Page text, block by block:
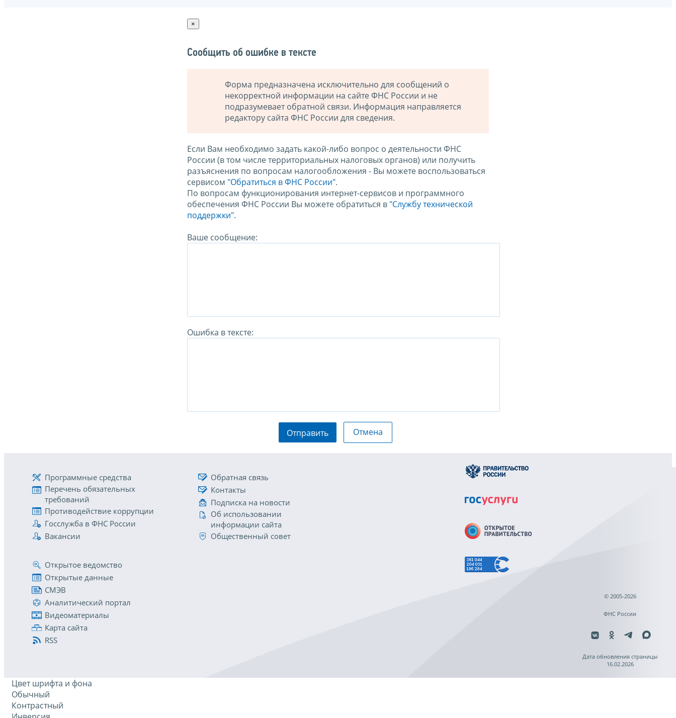
×
Сообщить об ошибке в тексте
Форма предназначена исключительно для сообщений о
некорректной информации на сайте ФНС России и не
подразумевает обратной связи. Информация направляется
редактору сайта ФНС России для сведения.
Если Вам необходимо задать какой-либо вопрос о деятельности ФНС
России (в том числе территориальных налоговых органов) или получить
разъяснения по вопросам налогообложения - Вы можете воспользоваться
сервисом "Обратиться в ФНС России".
По вопросам функционирования интернет-сервисов и программного
обеспечения ФНС России Вы можете обратиться в "Службу технической
поддержки".
Ваше сообщение:
Ошибка в тексте:
Отправить Отмена
Программные средства
Перечень обязательных
требований
Противодействие коррупции
Госслужба в ФНС России
Вакансии
Обратная связь
Контакты
Подписка на новости
Об использовании
информации сайта
Общественный совет
Открытое ведомство
Открытые данные
СМЭВ
Аналитический портал
Видеоматериалы
Карта сайта
RSS
© 2005-2026
ФНС России
Дата обновления страницы
16.02.2026
Цвет шрифта и фона
Обычный
Контрастный